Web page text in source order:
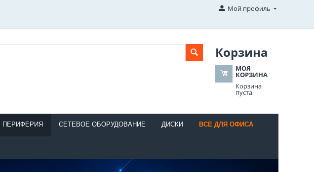
Мой профиль
Корзина
МОЯ
КОРЗИНА
Корзина
пуста
ПЕРИФЕРИЯ СЕТЕВОЕ ОБОРУДОВАНИЕ ДИСКИ ВСЕ ДЛЯ ОФИСА